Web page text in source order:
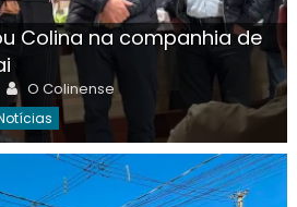
Colina na companhia de
Author
O Colinense